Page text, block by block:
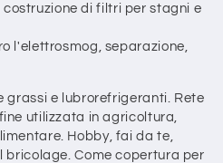
di filtri per stagni e
l'elettrosmog, separazione,
grassi e lubrorefrigeranti. Rete
utilizzata in agricoltura,
Hobby, fai da te,
bricolage. Come copertura per